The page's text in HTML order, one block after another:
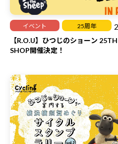
イベント 25周年
【R.O.U】ひつじのショーン
SHOP開催決定！